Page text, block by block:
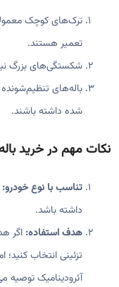
ترک‌های کوچک
تعمیر هستند.
شکستگی‌های بزرگ
باله‌های
شده داشته باشند.
نکات مهم در خرید باله
تناسب با نوع خودرو:
داشته باشد.
هدف استفاده: اگر
تزئینی انتخاب کنید؛
آئرودینامیک توصیه